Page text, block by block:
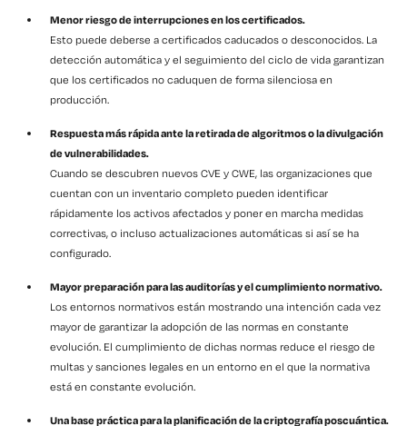
Menor riesgo de interrupciones en los certificados.
Esto puede deberse a certificados caducados o desconocidos. La
detección automática y el seguimiento del ciclo de vida garantizan
que los certificados no caduquen de forma silenciosa en
producción.
Respuesta más rápida ante la retirada de algoritmos o la divulgación
de vulnerabilidades.
Cuando se descubren nuevos CVE y CWE, las organizaciones que
cuentan con un inventario completo pueden identificar
rápidamente los activos afectados y poner en marcha medidas
correctivas, o incluso actualizaciones automáticas si así se ha
configurado.
Mayor preparación para las auditorías y el cumplimiento normativo.
Los entornos normativos están mostrando una intención cada vez
mayor de garantizar la adopción de las normas en constante
evolución. El cumplimiento de dichas normas reduce el riesgo de
multas y sanciones legales en un entorno en el que la normativa
está en constante evolución.
Una base práctica para la planificación de la criptografía poscuántica.